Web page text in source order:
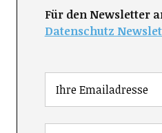
Für den Newsletter
Datenschutz